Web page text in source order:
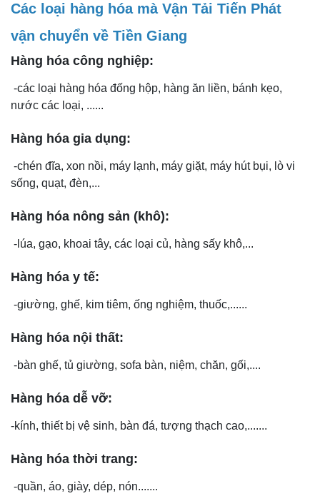
Các loại hàng hóa mà Vận Tải Tiến Phát
vận chuyển về Tiền Giang
Hàng hóa công nghiệp:
-các loại hàng hóa đống hộp, hàng ăn liền, bánh kẹo,
nước các loại, ......
Hàng hóa gia dụng:
-chén đĩa, xon nồi, máy lạnh, máy giặt, máy hút bụi, lò vi
sống, quạt, đèn,...
Hàng hóa nông sản (khô):
-lúa, gạo, khoai tây, các loại củ, hàng sấy khô,...
Hàng hóa y tế:
-giường, ghế, kim tiêm, ống nghiệm, thuốc,......
Hàng hóa nội thất:
-bàn ghế, tủ giường, sofa bàn, niệm, chăn, gối,....
Hàng hóa dễ vỡ:
-kính, thiết bị vệ sinh, bàn đá, tượng thạch cao,.......
Hàng hóa thời trang:
-quần, áo, giày, dép, nón.......